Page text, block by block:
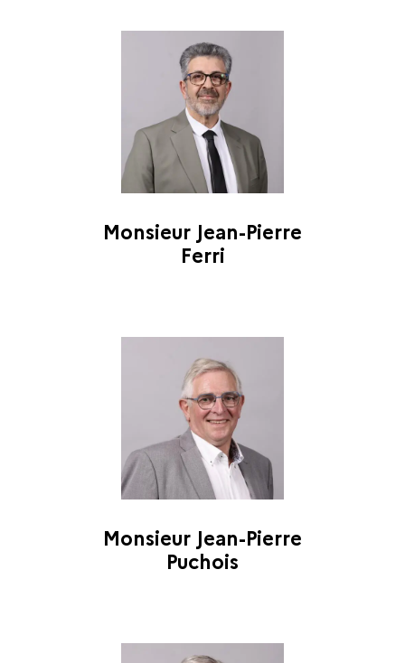
Monsieur Jean-Pierre
Ferri
Monsieur Jean-Pierre
Puchois